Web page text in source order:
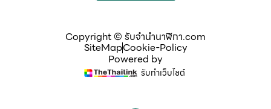
Copyright © รับจํานํานาฬิกา.com
SiteMapCookie-Policy
Powered by
รับทำเว็บไซต์